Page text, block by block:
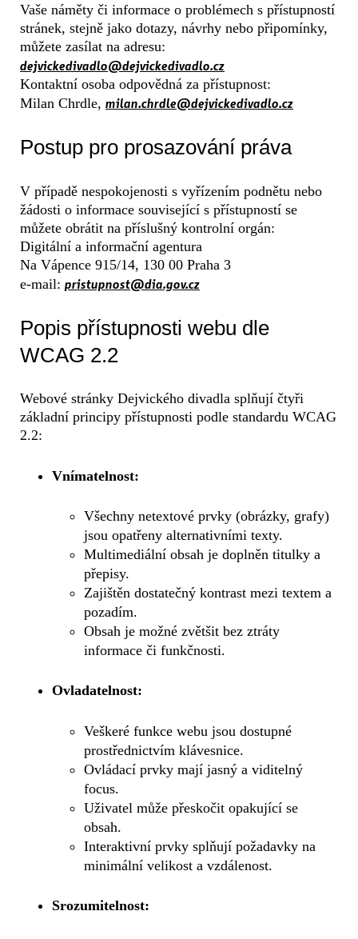
Vaše náměty či informace o problémech s přístupností
stránek, stejně jako dotazy, návrhy nebo připomínky,
můžete zasílat na adresu:
dejvickedivadlo@dejvickedivadlo.cz
Kontaktní osoba odpovědná za přístupnost:
Milan Chrdle, milan.chrdle@dejvickedivadlo.cz
Postup pro prosazování práva
V případě nespokojenosti s vyřízením podnětu nebo
žádosti o informace související s přístupností se
můžete obrátit na příslušný kontrolní orgán:
Digitální a informační agentura
Na Vápence 915/14, 130 00 Praha 3
e-mail: pristupnost@dia.gov.cz
Popis přístupnosti webu dle
WCAG 2.2
Webové stránky Dejvického divadla splňují čtyři
základní principy přístupnosti podle standardu WCAG
2.2:
Vnímatelnost:
Všechny netextové prvky (obrázky, grafy)
jsou opatřeny alternativními texty.
Multimediální obsah je doplněn titulky a
přepisy.
Zajištěn dostatečný kontrast mezi textem a
pozadím.
Obsah je možné zvětšit bez ztráty
informace či funkčnosti.
Ovladatelnost:
Veškeré funkce webu jsou dostupné
prostřednictvím klávesnice.
Ovládací prvky mají jasný a viditelný
focus.
Uživatel může přeskočit opakující se
obsah.
Interaktivní prvky splňují požadavky na
minimální velikost a vzdálenost.
Srozumitelnost: